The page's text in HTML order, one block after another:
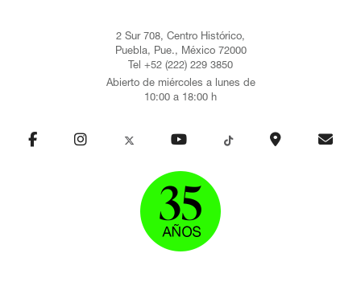
2 Sur 708, Centro Histórico,
Puebla, Pue., México 72000
Tel +52 (222) 229 3850
Abierto de miércoles a lunes de
10:00 a 18:00 h